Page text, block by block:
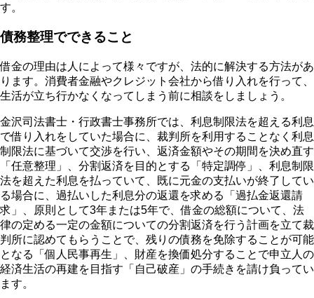
す。
債務整理でできること
借金の理由は人によって様々ですが、法的に解決する方法があ
ります。消費者金融やクレジット会社から借り入れを行って、
生活が立ち行かなくなってしまう前に相談をしましょう。
金沢司法書士・行政書士事務所では、利息制限法を超える利息
で借り入れをしていた場合に、裁判所を利用することなく利息
制限法に基づいて交渉を行い、返済金額やその期間を決め直す
「任意整理」、分割返済を目的とする「特定調停」、利息制限
法を超えた利息を払っていて、既に元金の支払いが終了してい
る場合に、過払いした利息分の返還を求める「過払金返還請
求」、原則として3年または5年で、借金の総額について、法
律の定める一定の金額についての分割返済を行う計画を立て裁
判所に認めてもらうことで、残りの債務を免除することが可能
となる「個人民事再生」、財産を換価処分することで申立人の
経済生活の再建を目指す「自己破産」の手続きを請け負ってい
ます。